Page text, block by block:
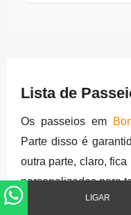
Lista de
Os passeios em
Parte disso é
outra parte, claro,
personalizados para
LIGAR